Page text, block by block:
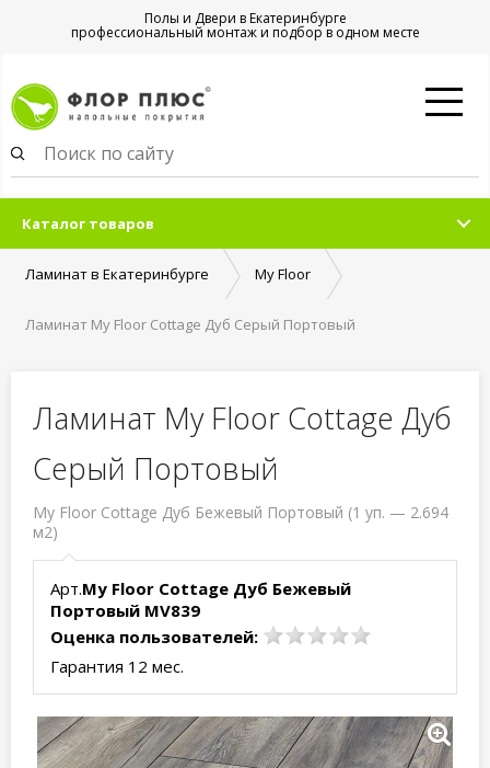
Полы и Двери в Екатеринбурге
профессиональный монтаж и подбор в одном месте
Каталог товаров
Ламинат в Екатеринбурге My Floor
Ламинат My Floor Cottage Дуб Серый Портовый
Ламинат My Floor Cottage Дуб
Серый Портовый
My Floor Cottage Дуб Бежевый Портовый (1 уп. — 2.694
м2)
Арт.My Floor Cottage Дуб Бежевый
Портовый MV839
Оценка пользователей:
Гарантия 12 мес.